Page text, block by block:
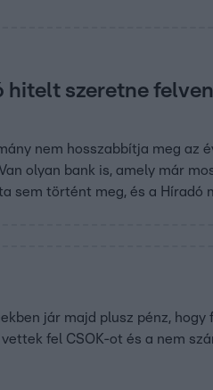
hitelt szeretne
nem hosszabbítja meg az
olyan bank is, amely már
sem történt meg, és a Híradó
jár majd plusz pénz, hogy
fel CSOK-ot és a nem